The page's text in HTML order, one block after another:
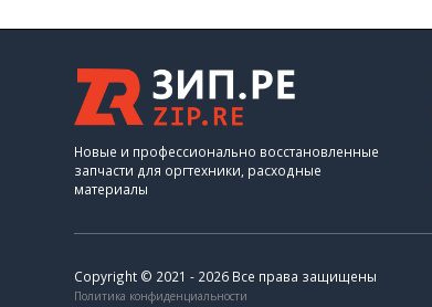
Новые и профессионально восстановленные
запчасти для оргтехники, расходные
материалы
Copyright © 2021 - 2026 Все права защищены
Политика конфиденциальности